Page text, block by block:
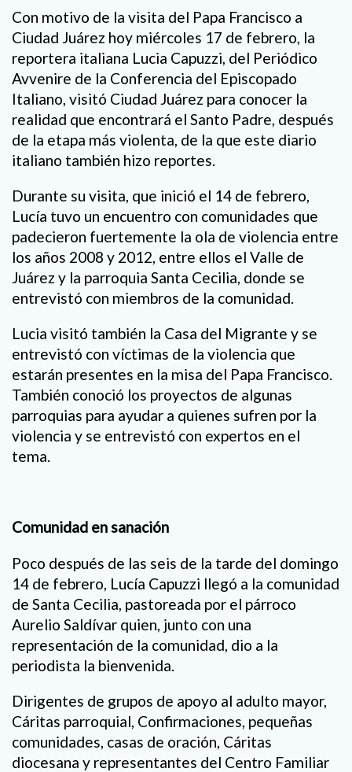
Con motivo de la visita del Papa Francisco a
Ciudad Juárez hoy miércoles 17 de febrero, la
reportera italiana Lucia Capuzzi, del Periódico
Avvenire de la Conferencia del Episcopado
Italiano, visitó Ciudad Juárez para conocer la
realidad que encontrará el Santo Padre, después
de la etapa más violenta, de la que este diario
italiano también hizo reportes.
Durante su visita, que inició el 14 de febrero,
Lucía tuvo un encuentro con comunidades que
padecieron fuertemente la ola de violencia entre
los años 2008 y 2012, entre ellos el Valle de
Juárez y la parroquia Santa Cecilia, donde se
entrevistó con miembros de la comunidad.
Lucia visitó también la Casa del Migrante y se
entrevistó con víctimas de la violencia que
estarán presentes en la misa del Papa Francisco.
También conoció los proyectos de algunas
parroquias para ayudar a quienes sufren por la
violencia y se entrevistó con expertos en el
tema.
Comunidad en sanación
Poco después de las seis de la tarde del domingo
14 de febrero, Lucía Capuzzi llegó a la comunidad
de Santa Cecilia, pastoreada por el párroco
Aurelio Saldívar quien, junto con una
representación de la comunidad, dio a la
periodista la bienvenida.
Dirigentes de grupos de apoyo al adulto mayor,
Cáritas parroquial, Confirmaciones, pequeñas
comunidades, casas de oración, Cáritas
diocesana y representantes del Centro Familiar